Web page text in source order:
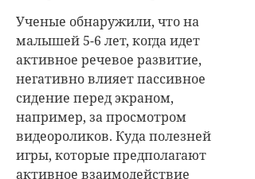
Ученые обнаружили, что на
малышей 5-6 лет, когда идет
активное речевое развитие,
негативно влияет пассивное
сидение перед экраном,
например, за просмотром
видеороликов. Куда полезней
игры, которые предполагают
активное взаимодействие